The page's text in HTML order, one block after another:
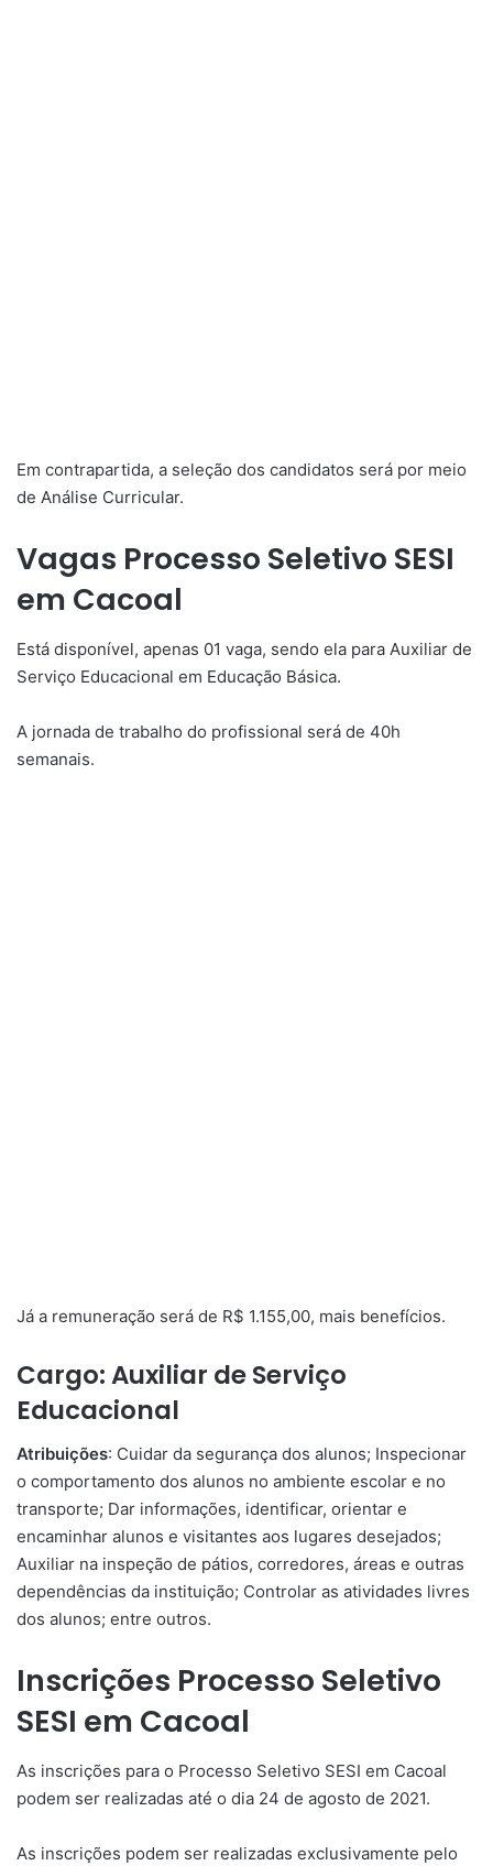
Em contrapartida, a seleção dos candidatos será por meio
de Análise Curricular.
Vagas Processo Seletivo SESI
em Cacoal
Está disponível, apenas 01 vaga, sendo ela para Auxiliar de
Serviço Educacional em Educação Básica.
A jornada de trabalho do profissional será de 40h
semanais.
Já a remuneração será de R$ 1.155,00, mais benefícios.
Cargo: Auxiliar de Serviço
Educacional
Atribuições: Cuidar da segurança dos alunos; Inspecionar
o comportamento dos alunos no ambiente escolar e no
transporte; Dar informações, identificar, orientar e
encaminhar alunos e visitantes aos lugares desejados;
Auxiliar na inspeção de pátios, corredores, áreas e outras
dependências da instituição; Controlar as atividades livres
dos alunos; entre outros.
Inscrições Processo Seletivo
SESI em Cacoal
As inscrições para o Processo Seletivo SESI em Cacoal
podem ser realizadas até o dia 24 de agosto de 2021.
As inscrições podem ser realizadas exclusivamente pelo